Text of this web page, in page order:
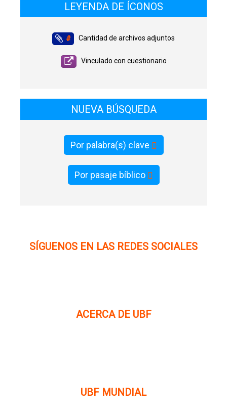
LEYENDA DE ÍCONOS
# Cantidad de archivos adjuntos
Vinculado con cuestionario
NUEVA BÚSQUEDA
Por palabra(s) clave
Por pasaje bíblico
SÍGUENOS EN LAS REDES SOCIALES
ACERCA DE UBF
UBF MUNDIAL